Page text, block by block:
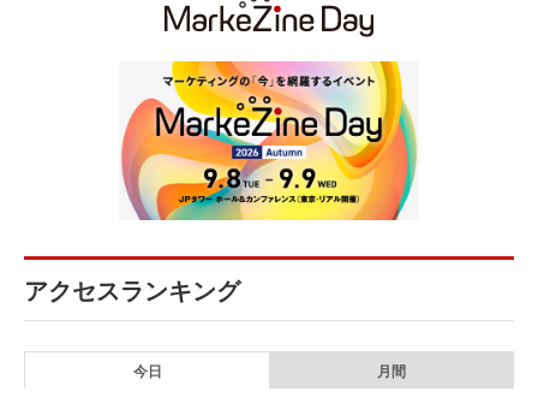
アクセスランキング
今日 月間